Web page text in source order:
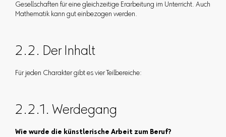
Gesellschaften für eine gleichzeitige Erarbeitung im Unterricht. Auch
Mathematik kann gut einbezogen werden.
2.2. Der Inhalt
Für jeden Charakter gibt es vier Teilbereiche:
2.2.1. Werdegang
Wie wurde die künstlerische Arbeit zum Beruf?